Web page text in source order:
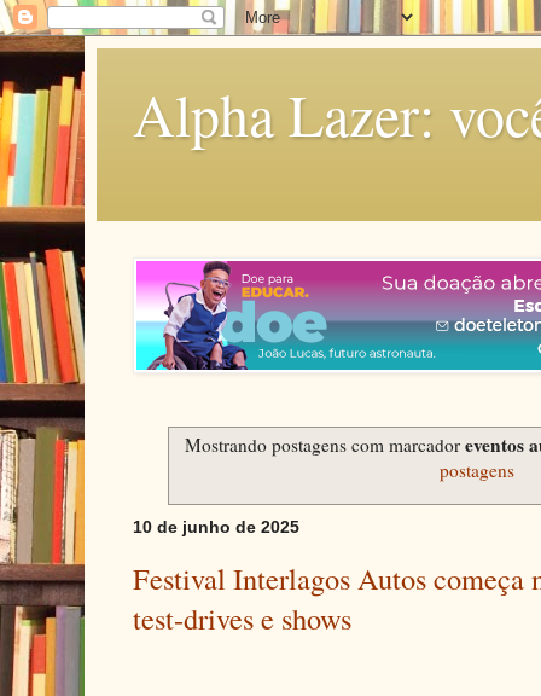
Alpha Lazer:
Mostrando postagens com marcadoreventos
postagens
10 de junho de 2025
Festival Interlagos Autos começa
test-drives e shows